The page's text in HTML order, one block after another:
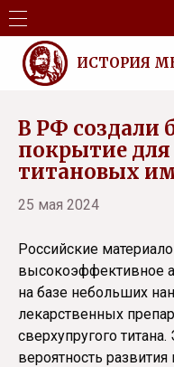
ИСТОРИЯ
В РФ создали
покрытие для
титановых
25 мая 2024
Российские
высокоэффективное
на базе небольших
лекарственных
сверхупругого
вероятность